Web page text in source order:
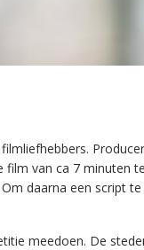
van ca 7 minuten
daarna een script
meedoen. De